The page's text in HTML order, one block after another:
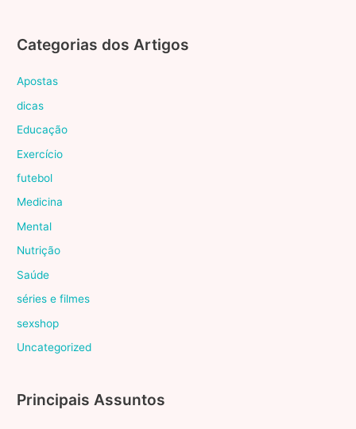
Categorias dos Artigos
Apostas
dicas
Educação
Exercício
futebol
Medicina
Mental
Nutrição
Saúde
séries e filmes
sexshop
Uncategorized
Principais Assuntos